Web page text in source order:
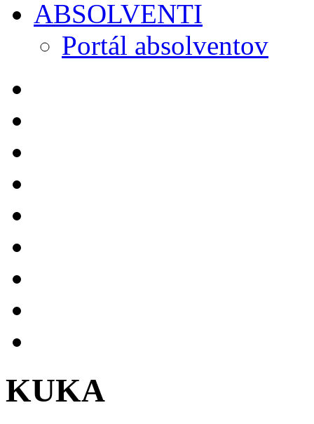
ABSOLVENTI
Portál absolventov
KUKA